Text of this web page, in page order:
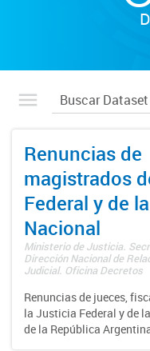
Renuncias de
magistrados
Federal y de
Nacional
Ministerio de Justicia.
Dirección Nacional de
Judicial. Oficina Decretos
Renuncias de jueces,
la Justicia Federal y de
de la República